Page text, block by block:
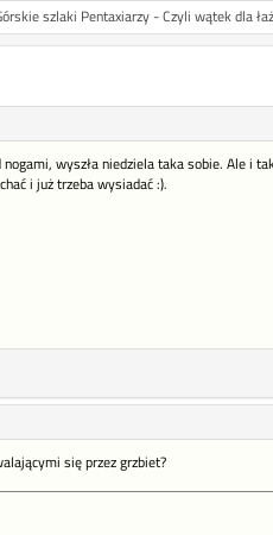
szlaki Pentaxiarzy - Czyli wątek dla
wyszła niedziela taka sobie. Ale i
i już trzeba wysiadać :).
się przez grzbiet?